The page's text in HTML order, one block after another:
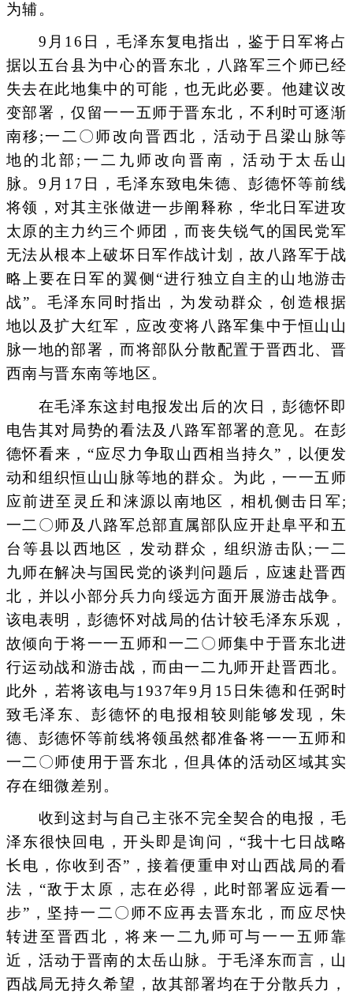
为辅。
9月16日，毛泽东复电指出，鉴于日军将占
据以五台县为中心的晋东北，八路军三个师已经
失去在此地集中的可能，也无此必要。他建议改
变部署，仅留一一五师于晋东北，不利时可逐渐
南移;一二〇师改向晋西北，活动于吕梁山脉等
地的北部;一二九师改向晋南，活动于太岳山
脉。9月17日，毛泽东致电朱德、彭德怀等前线
将领，对其主张做进一步阐释称，华北日军进攻
太原的主力约三个师团，而丧失锐气的国民党军
无法从根本上破坏日军作战计划，故八路军于战
略上要在日军的翼侧“进行独立自主的山地游击
战”。毛泽东同时指出，为发动群众，创造根据
地以及扩大红军，应改变将八路军集中于恒山山
脉一地的部署，而将部队分散配置于晋西北、晋
西南与晋东南等地区。
在毛泽东这封电报发出后的次日，彭德怀即
电告其对局势的看法及八路军部署的意见。在彭
德怀看来，“应尽力争取山西相当持久”，以便发
动和组织恒山山脉等地的群众。为此，一一五师
应前进至灵丘和涞源以南地区，相机侧击日军;
一二〇师及八路军总部直属部队应开赴阜平和五
台等县以西地区，发动群众，组织游击队;一二
九师在解决与国民党的谈判问题后，应速赴晋西
北，并以小部分兵力向绥远方面开展游击战争。
该电表明，彭德怀对战局的估计较毛泽东乐观，
故倾向于将一一五师和一二〇师集中于晋东北进
行运动战和游击战，而由一二九师开赴晋西北。
此外，若将该电与1937年9月15日朱德和任弼时
致毛泽东、彭德怀的电报相较则能够发现，朱
德、彭德怀等前线将领虽然都准备将一一五师和
一二〇师使用于晋东北，但具体的活动区域其实
存在细微差别。
收到这封与自己主张不完全契合的电报，毛
泽东很快回电，开头即是询问，“我十七日战略
长电，你收到否”，接着便重申对山西战局的看
法，“敌于太原，志在必得，此时部署应远看一
步”，坚持一二〇师不应再去晋东北，而应尽快
转进至晋西北，将来一二九师可与一一五师靠
近，活动于晋南的太岳山脉。于毛泽东而言，山
西战局无持久希望，故其部署均在于分散兵力，